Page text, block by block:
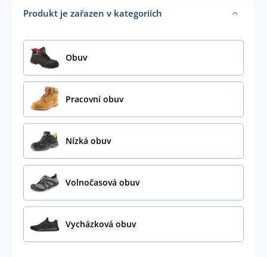
Produkt je zařazen v kategoriích
Obuv
Pracovní obuv
Nízká obuv
Volnočasová obuv
Vycházková obuv